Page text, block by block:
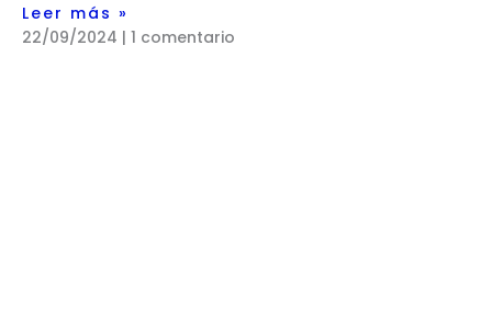
Leer más »
22/09/2024
1 comentario